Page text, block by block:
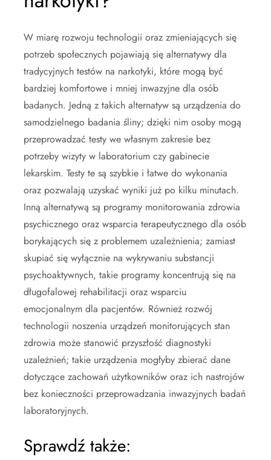
W miarę rozwoju technologii oraz zmieniających się
potrzeb społecznych pojawiają się alternatywy dla
tradycyjnych testów na narkotyki, które mogą być
bardziej komfortowe i mniej inwazyjne dla osób
badanych. Jedną z takich alternatyw są urządzenia do
samodzielnego badania śliny; dzięki nim osoby mogą
przeprowadzać testy we własnym zakresie bez
potrzeby wizyty w laboratorium czy gabinecie
lekarskim. Testy te są szybkie i łatwe do wykonania
oraz pozwalają uzyskać wyniki już po kilku minutach.
Inną alternatywą są programy monitorowania zdrowia
psychicznego oraz wsparcia terapeutycznego dla osób
borykających się z problemem uzależnienia; zamiast
skupiać się wyłącznie na wykrywaniu substancji
psychoaktywnych, takie programy koncentrują się na
długofalowej rehabilitacji oraz wsparciu
emocjonalnym dla pacjentów. Również rozwój
technologii noszenia urządzeń monitorujących stan
zdrowia może stanowić przyszłość diagnostyki
uzależnień; takie urządzenia mogłyby zbierać dane
dotyczące zachowań użytkowników oraz ich nastrojów
bez konieczności przeprowadzania inwazyjnych badań
laboratoryjnych.
Sprawdź także: